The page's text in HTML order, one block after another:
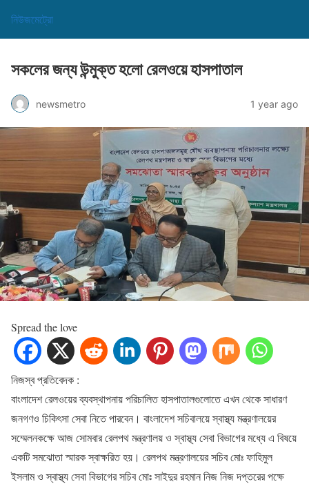
নিউজমেট্রো
সকলের জন্য উন্মুক্ত হলো রেলওয়ে হাসপাতাল
newsmetro 1 year ago
Spread the love
নিজস্ব প্রতিবেদক :
বাংলাদেশ রেলওয়ের ব্যবস্থাপনায় পরিচালিত হাসপাতালগুলোতে এখন থেকে সাধারণ
জনগণও চিকিৎসা সেবা নিতে পারবেন। বাংলাদেশ সচিবালয়ে স্বাস্থ্য মন্ত্রণালয়ের
সম্মেলনকক্ষে আজ সোমবার রেলপথ মন্ত্রণালয় ও স্বাস্থ্য সেবা বিভাগের মধ্যে এ বিষয়ে
একটি সমঝোতা স্মারক স্বাক্ষরিত হয়। রেলপথ মন্ত্রণালয়ের সচিব মোঃ ফাহিমুল
ইসলাম ও স্বাস্থ্য সেবা বিভাগের সচিব মোঃ সাইদুর রহমান নিজ নিজ দপ্তরের পক্ষে